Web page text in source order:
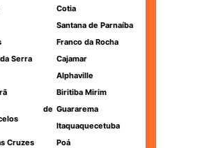
Cotia
Santana de Parnaíba
Franco da Rocha
Serra
Cajamar
Alphaville
Biritiba Mirim
de Guararema
Itaquaquecetuba
Cruzes
Poá